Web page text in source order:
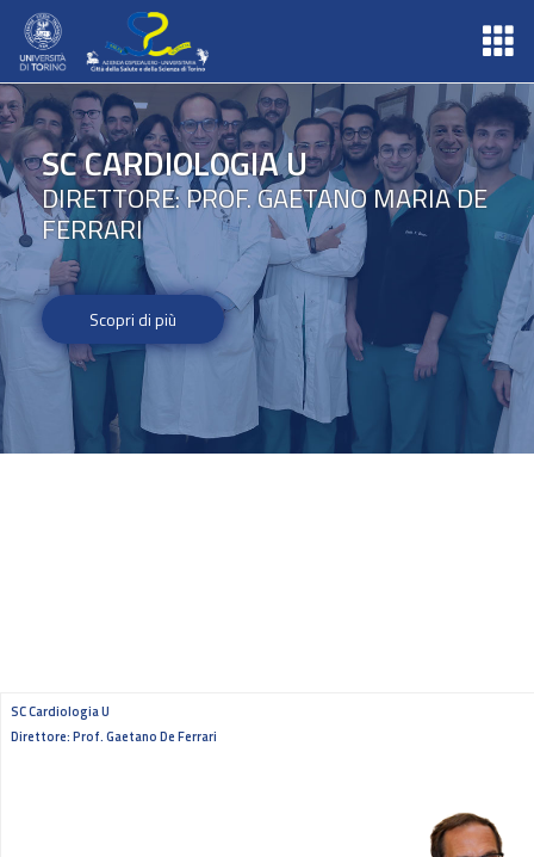
SC CARDIOLOGIA U
DIRETTORE: PROF. GAETANO MARIA DE
FERRARI
Scopri di più
SC Cardiologia U
Direttore: Prof. Gaetano De Ferrari